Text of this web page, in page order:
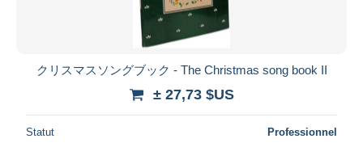
クリスマスソングブック - The Christmas song book II
± 27,73 $US
Statut Professionnel